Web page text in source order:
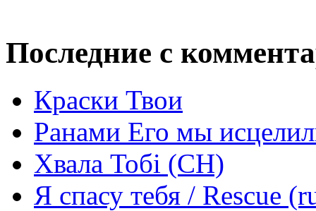
Последние с
Краски Твои
Ранами Его мы
Хвала Тобі (СН)
Я спасу тебя / Rescue